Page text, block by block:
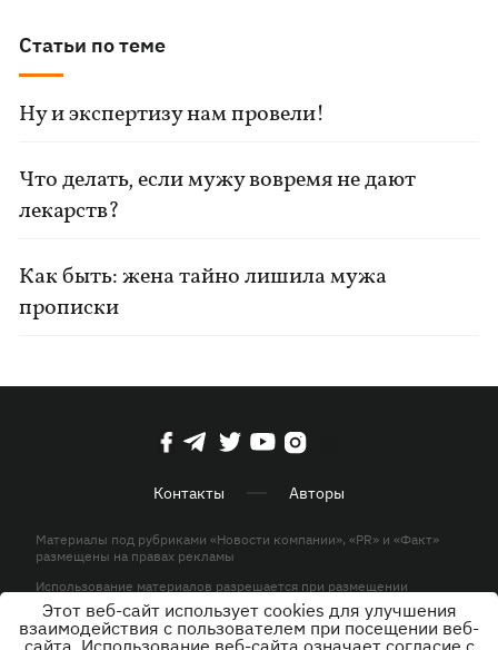
Статьи по теме
Ну и экспертизу нам провели!
Что делать, если мужу вовремя не дают
лекарств?
Как быть: жена тайно лишила мужа
прописки
Контакты Авторы
Материалы под рубриками «Новости компании», «PR» и «Факт»
размещены на правах рекламы
Использование материалов разрешается при размещении
активной гиперссылки на KP.UA в первом абзаце.
© ООО «ЮЛАВ МЕДИА»,2026. Все права защищены.
Этот веб-сайт использует cookies для улучшения
взаимодействия с пользователем при посещении веб-
сайта. Использование веб-сайта означает согласие с